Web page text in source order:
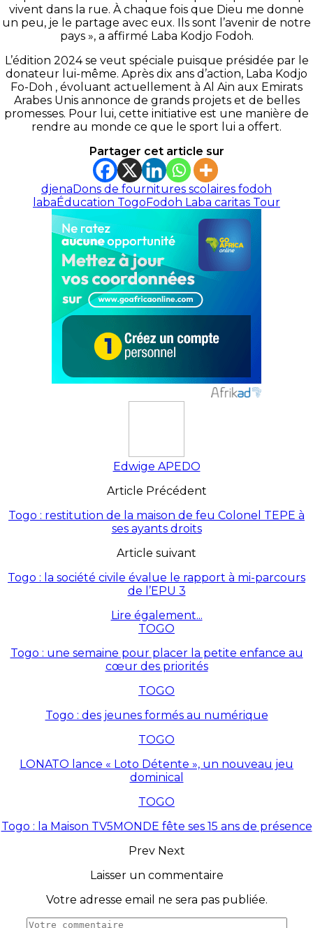
vivent dans la rue. À chaque fois que Dieu me donne
un peu, je le partage avec eux. Ils sont l’avenir de notre
pays », a affirmé Laba Kodjo Fodoh.
L’édition 2024 se veut spéciale puisque présidée par le
donateur lui-même. Après dix ans d’action, Laba Kodjo
Fo-Doh , évoluant actuellement à Al Ain aux Emirats
Arabes Unis annonce de grands projets et de belles
promesses. Pour lui, cette initiative est une manière de
rendre au monde ce que le sport lui a offert.
Partager cet article sur
djenaDons de fournitures scolaires fodoh
labaÉducation TogoFodoh Laba caritas Tour
Edwige APEDO
Article Précédent
Togo : restitution de la maison de feu Colonel TEPE à
ses ayants droits
Article suivant
Togo : la société civile évalue le rapport à mi-parcours
de l’EPU 3
Lire également...
TOGO
Togo : une semaine pour placer la petite enfance au
cœur des priorités
TOGO
Togo : des jeunes formés au numérique
TOGO
LONATO lance « Loto Détente », un nouveau jeu
dominical
TOGO
Togo : la Maison TV5MONDE fête ses 15 ans de présence
Prev Next
Laisser un commentaire
Votre adresse email ne sera pas publiée.